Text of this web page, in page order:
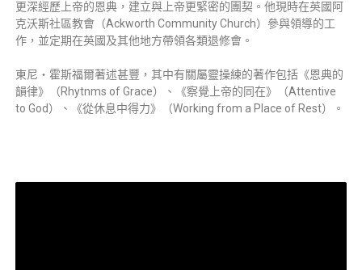
更深經歷上帝的恩典，建立與上帝更緊密的團契。他現時在英國阿
克沃斯社區教會（Ackworth Community Church）參與領導的工
作，並定期在英國及其他地方帶領各類退修會。
東尼‧霍斯福爾著述甚豐，其中有關屬靈操練的著作包括《恩典的
韻律》（Rhytnms of Grace）、《察覺上帝的同在》（Attentive
to God）、《從休息中得力》（Working from a Place of Rest）。